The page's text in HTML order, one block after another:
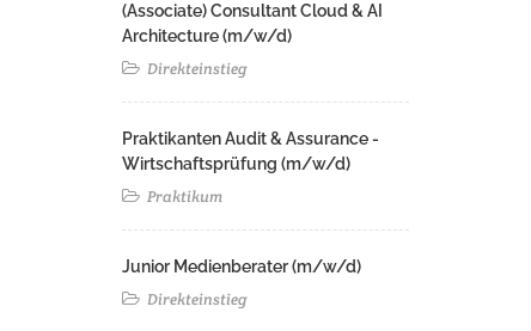
(Associate) Consultant Cloud & AI
Architecture (m/w/d)​ ​
Direkteinstieg
Praktikanten Audit & Assurance -
Wirtschaftsprüfung (m/w/d)
Praktikum
Junior Medienberater (m/w/d)
Direkteinstieg